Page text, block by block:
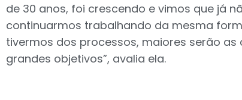
de 30 anos, foi crescendo e vimos que já
continuarmos trabalhando da mesma
tivermos dos processos, maiores serão
grandes objetivos”, avalia ela.